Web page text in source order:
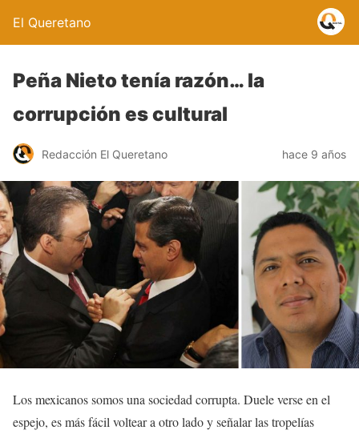
El Queretano
Peña Nieto tenía razón… la
corrupción es cultural
Redacción El Queretano hace 9 años
Los mexicanos somos una sociedad corrupta. Duele verse en el
espejo, es más fácil voltear a otro lado y señalar las tropelías